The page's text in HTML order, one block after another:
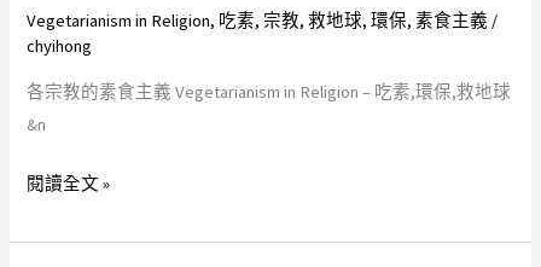
球
Vegetarianism in Religion, 吃素, 宗教,救地球,環保,素食主義 /
chyihong
各宗教的素食主義 Vegetarianism in Religion – 吃素,環保,救地球
&n
主
Vegetarianism
in
Religion
閱讀全文 »